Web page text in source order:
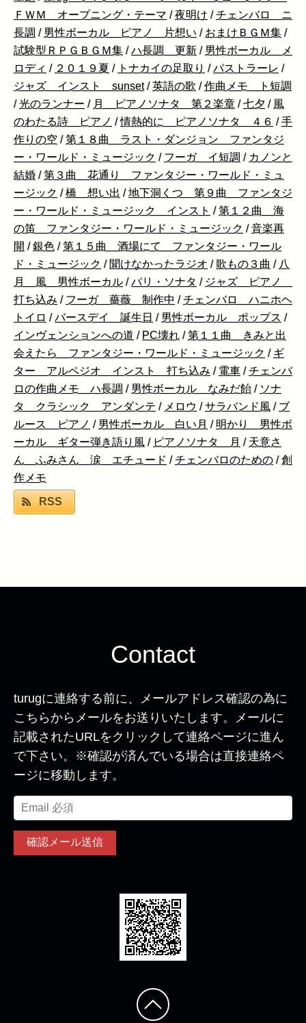
ＦＷＭ オープニング・テーマ /夜明け /チェンバロ ニ
長調 / 男性ボーカル ピアノ 片想い / おまけＢＧＭ集 /
試験型ＲＰＧＢＧＭ集 /ハ長調 更新 / 男性ボーカル メ
ロディ / ２０１９夏 / トナカイの足取り /パストラーレ /
ジャズ インスト sunset /英語の歌 /作曲メモ ト短調
/光のランナー / 月 ピアノソナタ 第２楽章 /七夕 / 風
のわたる詩 ピアノ /情熱的に ピアノソナタ ４６ /手
作りの空 /第１８曲 ラスト・ダンジョン ファンタジ
ー・ワールド・ミュージック / フーガ イ短調 / カノンと
結婚 /第３曲 花通り ファンタジー・ワールド・ミュ
ージック /橋 想い出 /地下洞くつ 第９曲 ファンタジ
ー・ワールド・ミュージック インスト /第１２曲 海
の笛 ファンタジー・ワールド・ミュージック /音楽再
開 /銀色 /第１５曲 酒場にて ファンタジー・ワール
ド・ミュージック / 聞けなかったラジオ /歌もの３曲 / 八
月 風 男性ボーカル /パリ・ソナタ / ジャズ ピアノ
打ち込み / フーガ 薔薇 制作中 /チェンバロ ハニホヘ
トイロ /バースデイ 誕生日 / 男性ボーカル ポップス /
インヴェンションへの道 / PC壊れ /第１１曲 きみと出
会えたら ファンタジー・ワールド・ミュージック / ギ
ター アルペジオ インスト 打ち込み / 電車 /チェンバ
ロの作曲メモ ハ長調 / 男性ボーカル なみだ飴 / ソナ
タ クラシック アンダンテ / メロウ /サラバンド風 / ブ
ルース ピアノ / 男性ボーカル 白い月 / 明かり 男性ボ
ーカル ギター弾き語り風 / ピアノソナタ 月 / 天意さ
ん ふみさん 涙 エチュード /チェンバロのための /創
作メモ
RSS
Contact
turugに連絡する前に、メールアドレス確認の為に
こちらからメールをお送りいたします。メールに
記載されたURLをクリックして連絡ページに進ん
で下さい。※確認が済んでいる場合は直接連絡ペ
ージに移動します。